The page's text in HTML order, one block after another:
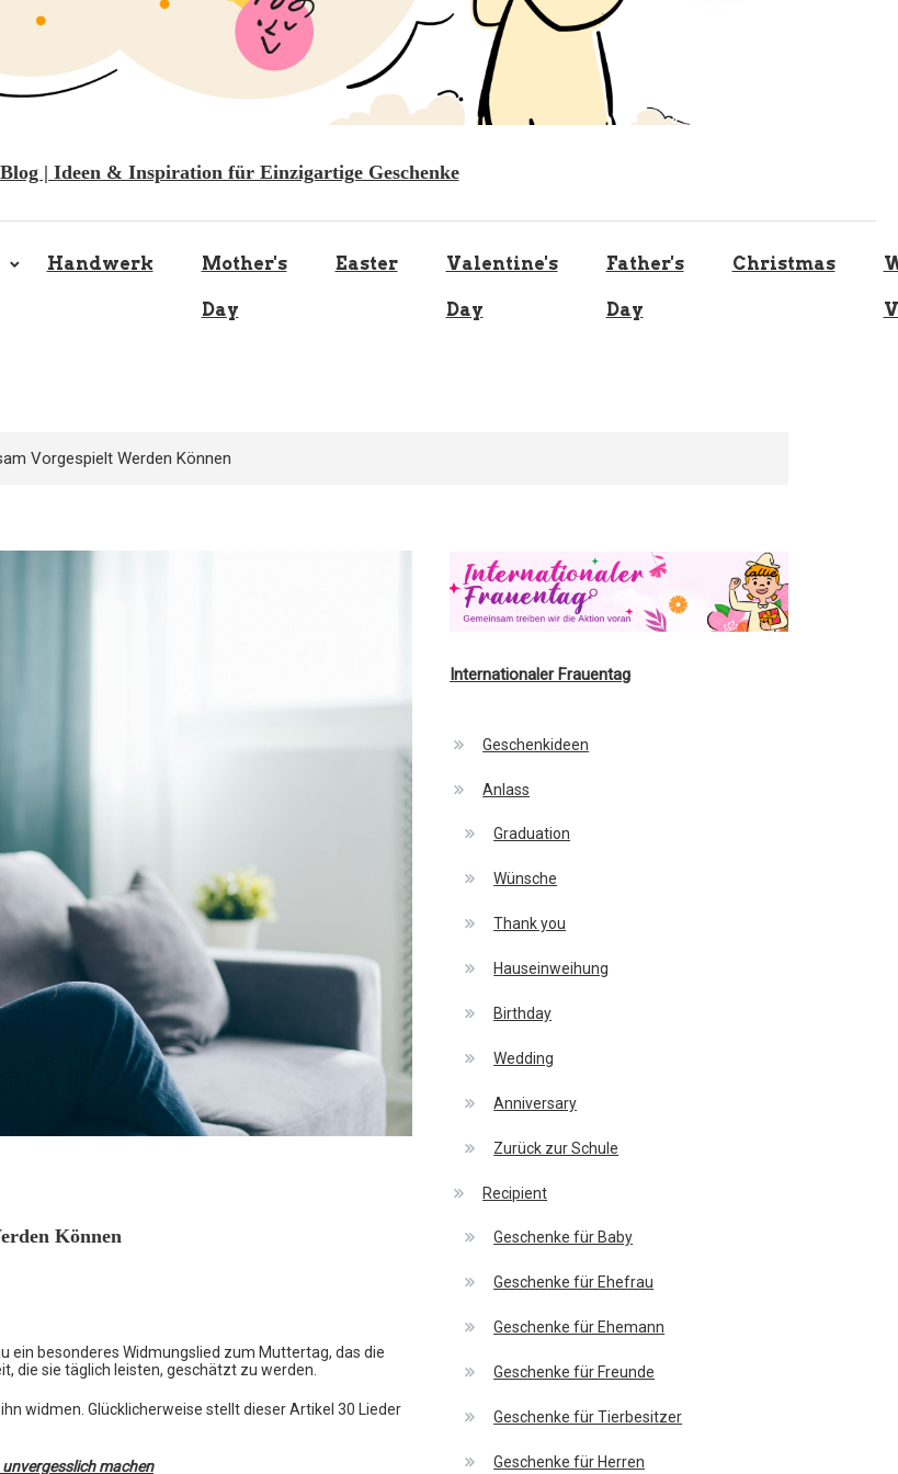
| Ideen & Inspiration für Einzigartige Geschenke
Handwerk Mother's
Day
Easter Valentine's
Day
Father's
Day
Christmas
Vorgespielt Werden Können
Können
ein besonderes Widmungslied zum Muttertag, das die
die sie täglich leisten, geschätzt zu werden.
widmen. Glücklicherweise stellt dieser Artikel 30 Lieder
machen
Internationaler Frauentag
Geschenkideen
Anlass
Graduation
Wünsche
Thank you
Hauseinweihung
Birthday
Wedding
Anniversary
Zurück zur Schule
Recipient
Geschenke für Baby
Geschenke für Ehefrau
Geschenke für Ehemann
Geschenke für Freunde
Geschenke für Tierbesitzer
Geschenke für Herren